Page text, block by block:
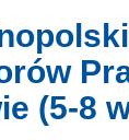
(5-8